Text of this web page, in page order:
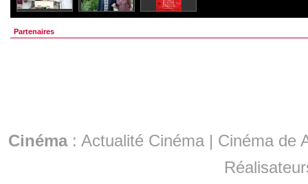
Partenaires
Cinéma: Actualité Cinéma | Cinéma de